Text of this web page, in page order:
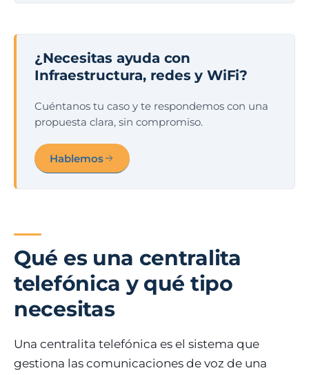
¿Necesitas ayuda con
Infraestructura, redes y WiFi?
Cuéntanos tu caso y te respondemos con una
propuesta clara, sin compromiso.
Hablemos
Qué es una centralita
telefónica y qué tipo
necesitas
Una centralita telefónica es el sistema que
gestiona las comunicaciones de voz de una